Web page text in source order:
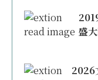
盛
2026